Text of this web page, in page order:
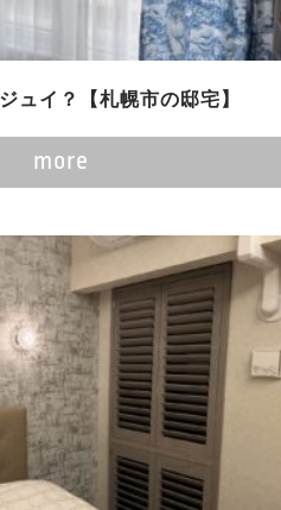
ュイ？【札幌市の邸宅】
more